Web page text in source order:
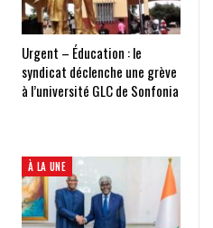
Urgent – Éducation : le
syndicat déclenche une grève
à l’université GLC de Sonfonia
À LA UNE